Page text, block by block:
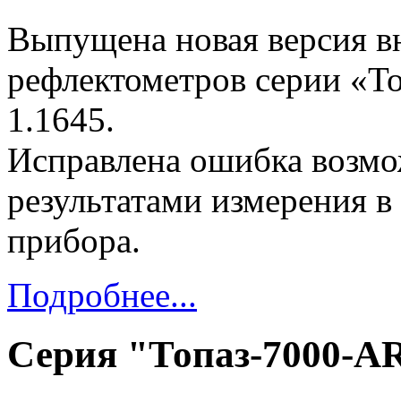
Выпущена новая версия
рефлектометров серии
1.1645.
Исправлена ошибка
результатами измерения
прибора.
Подробнее...
Серия "Топаз-7000-